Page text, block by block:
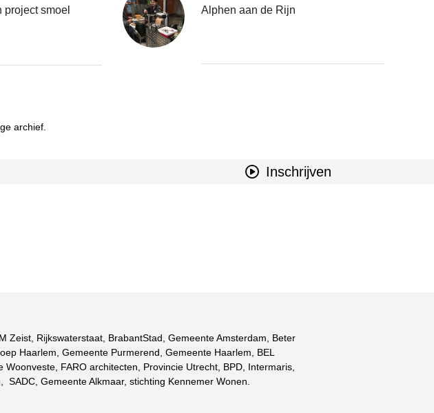
project smoel
Alphen aan de Rijn
archief.
Inschrijven
Zeist, Rijkswaterstaat, BrabantStad, Gemeente Amsterdam, Beter
Haarlem, Gemeente Purmerend, Gemeente Haarlem, BEL
FARO architecten, Provincie Utrecht, BPD, Intermaris,
Gemeente Alkmaar, stichting Kennemer Wonen.